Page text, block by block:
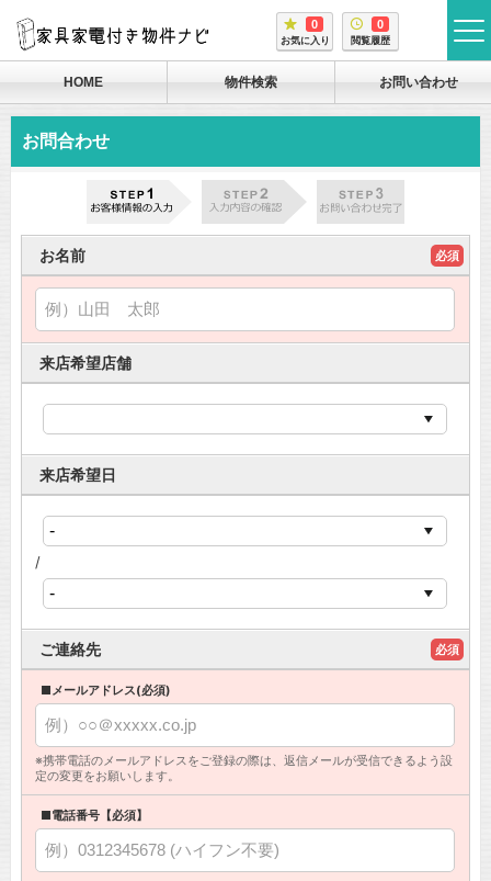
0
お気に入り
0
閲覧履歴
HOME 物件検索 お問い合わせ
お問合わせ
お名前 必須
来店希望店舗
来店希望日
/
ご連絡先 必須
■メールアドレス(必須)
※携帯電話のメールアドレスをご登録の際は、返信メールが受信できるよう設
定の変更をお願いします。
■電話番号【必須】